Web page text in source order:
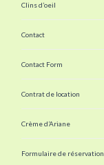
Clins d’oeil
Contact
Contact Form
Contrat de location
Crème d’Ariane
Formulaire de réservation